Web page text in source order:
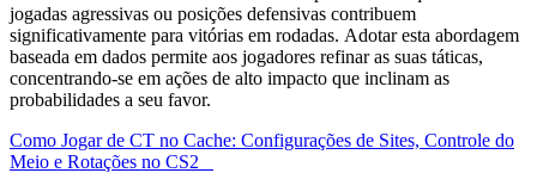
jogadas agressivas ou posições defensivas contribuem
significativamente para vitórias em rodadas. Adotar esta abordagem
baseada em dados permite aos jogadores refinar as suas táticas,
concentrando-se em ações de alto impacto que inclinam as
probabilidades a seu favor.
Como Jogar de CT no Cache: Configurações de Sites, Controle do
Meio e Rotações no CS2